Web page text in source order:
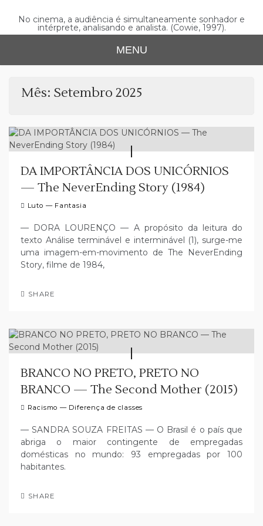
No cinema, a audiência é simultaneamente sonhador e
intérprete, analisando e analista. (Cowie, 1997).
MENU
Mês: Setembro 2025
DA IMPORTÂNCIA DOS UNICÓRNIOS
— The NeverEnding Story (1984)
Luto — Fantasia
— DORA LOURENÇO — A propósito da leitura do
texto Análise terminável e interminável (1), surge-me
uma imagem-em-movimento de The NeverEnding
Story, filme de 1984,
SHARE
BRANCO NO PRETO, PRETO NO
BRANCO — The Second Mother (2015)
Racismo — Diferença de classes
— SANDRA SOUZA FREITAS — O Brasil é o país que
abriga o maior contingente de empregadas
domésticas no mundo: 93 empregadas por 100
habitantes.
SHARE